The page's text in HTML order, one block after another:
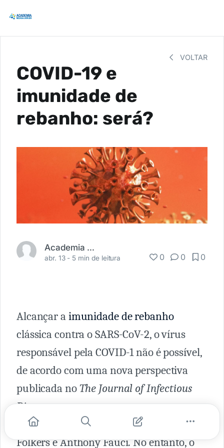
VOLTAR
COVID-19 e
imunidade de
rebanho: será?
Academia Médica
abr. 13 - 5 min de leitura 0 0 0
Alcançar aimunidade de rebanho
clássica contra o SARS-CoV-2, o vírus
responsável pela COVID-1 não é possível,
de acordo com uma nova perspectiva
publicada no The Journal of Infectious
Diseases,que tem como autores os
renomados David Morens, Gregory
Folkers e Anthony Fauci. No entanto, o